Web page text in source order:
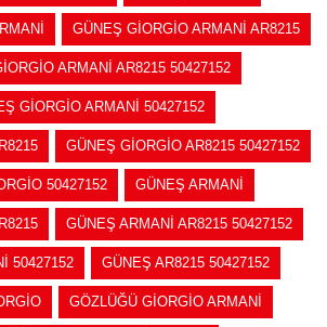
GÜNEŞ GİORGİO ARMANİ AR8215
ARMANİ AR8215 50427152
GİORGİO ARMANİ 50427152
GÜNEŞ GİORGİO AR8215 50427152
50427152 GÜNEŞ ARMANİ
GÜNEŞ ARMANİ AR8215 50427152
50427152 GÜNEŞ AR8215 50427152
GÖZLÜĞÜ GİORGİO ARMANİ